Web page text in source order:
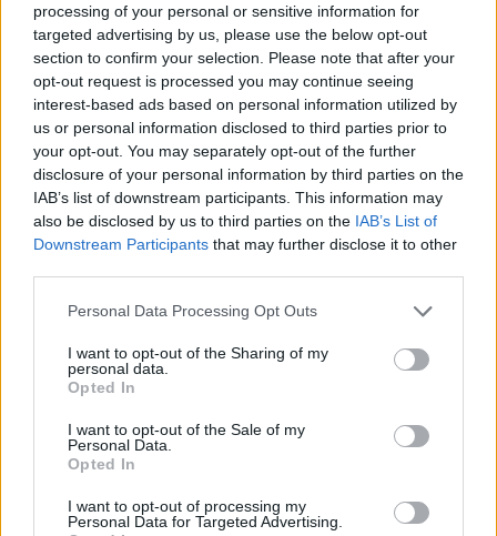
processing of your personal or sensitive information for
targeted advertising by us, please use the below opt-out
section to confirm your selection. Please note that after your
opt-out request is processed you may continue seeing
interest-based ads based on personal information utilized by
us or personal information disclosed to third parties prior to
your opt-out. You may separately opt-out of the further
disclosure of your personal information by third parties on the
IAB’s list of downstream participants. This information may
also be disclosed by us to third parties on the IAB’s List of
Downstream Participants that may further disclose it to other
Please note that this website/app uses one or more Google
not limited to your visit or usage behaviour. You may click to
grant or deny consent to Google and its third-party tags to
use your data for below specified purposes in below Google
consent section.
Personal Data Processing Opt Outs
I want to opt-out of the Sharing of my
personal data.
Opted In
I want to opt-out of the Sale of my
Personal Data.
Opted In
I want to opt-out of processing my
Personal Data for Targeted Advertising.
Hírek
Fiatal magyar támadó körül egyre nő a nemzetközi figyelem a piacon.
2025.12.04.
Hírek